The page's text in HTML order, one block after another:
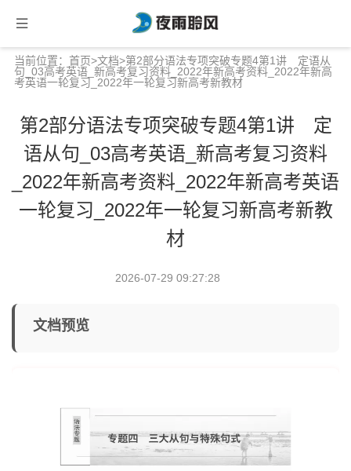
当前位置： 首页>文档>第2部分语法专项突破专题4第1讲 定语从
句_03高考英语_新高考复习资料_2022年新高考资料_2022年新高
考英语一轮复习_2022年一轮复习新高考新教材
第2部分语法专项突破专题4第1讲 定
语从句_03高考英语_新高考复习资料
_2022年新高考资料_2022年新高考英语
一轮复习_2022年一轮复习新高考新教
材
2026-07-29 09:27:28
文档预览